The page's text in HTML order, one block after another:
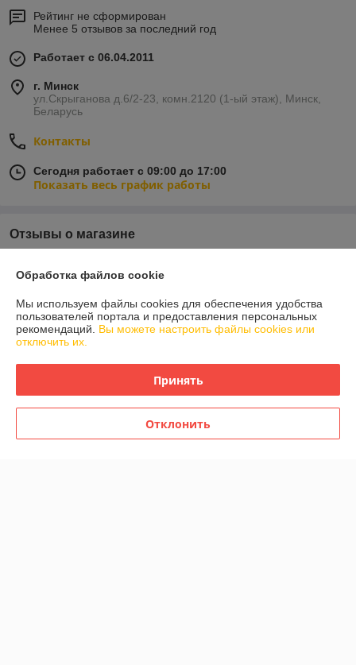
Рейтинг не сформирован
Менее 5 отзывов за последний год
Работает с 06.04.2011
г. Минск
ул.Скрыганова д.6/2-23, комн.2120 (1-ый этаж), Минск,
Беларусь
Контакты
Сегодня работает с 09:00 до 17:00
Показать весь график работы
Отзывы о магазине
О нас
Контакты
Обработка файлов cookie
Мы используем файлы cookies для обеспечения удобства
пользователей портала и предоставления персональных
рекомендаций. Вы можете настроить файлы cookies или
отключить их.
Принять
Отклонить